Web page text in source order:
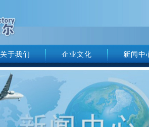
关于我们 企业文化 新闻中